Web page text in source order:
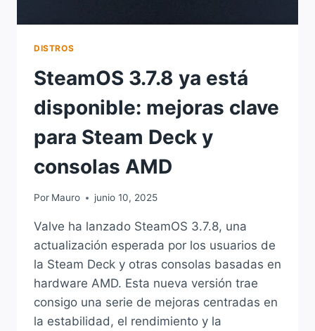
DISTROS
SteamOS 3.7.8 ya está
disponible: mejoras clave
para Steam Deck y
consolas AMD
Por Mauro junio 10, 2025
Valve ha lanzado SteamOS 3.7.8, una
actualización esperada por los usuarios de
la Steam Deck y otras consolas basadas en
hardware AMD. Esta nueva versión trae
consigo una serie de mejoras centradas en
la estabilidad, el rendimiento y la